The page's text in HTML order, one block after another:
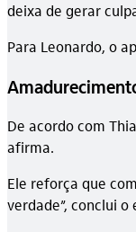
deixa de gerar
Para Leonardo, o
De acordo com
afirma.
Ele reforça que
verdade”, conclui o